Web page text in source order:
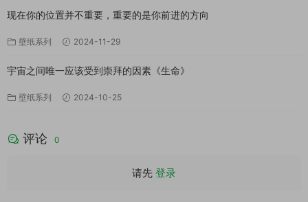
现在你的位置并不重要，重要的是你前进的方向
壁纸系列 2024-11-29
宇宙之间唯一应该受到崇拜的因素《生命》
壁纸系列 2024-10-25
评论 0
请先 登录